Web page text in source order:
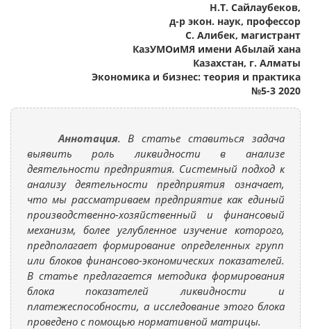
Н.Т. Сайлаубеков,
д-р экон. наук, профессор
С. Алибек, магистрант
КазУМОиМЯ имени Абылай хана
Казахстан, г. Алматы
Экономика и бизнес: теория и практика
№5-3 2020
Аннотация. В статье ставиться задача
выявить роль ликвидности в анализе
деятельности предприятия. Системный подход к
анализу деятельностипредприятия означает,
что мы рассматриваемпредприятие как единый
производственно-хозяйственный и финансовый
механизм, более углубленное изучение которого,
предполагает формирование определенных групп
или блоков финансово-экономических показателей.
В статье предлагается методика формирования
блока показателей ликвидности и
платежеспособности, а исследование этого блока
проведено с помощью нормативной матрицы.